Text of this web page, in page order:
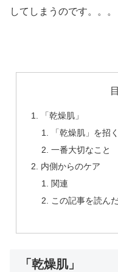
してしまうのです。。。
「乾燥肌」
「乾燥肌」を招
一番大切なこと
内側からのケア
関連
この記事を読ん
「乾燥肌」